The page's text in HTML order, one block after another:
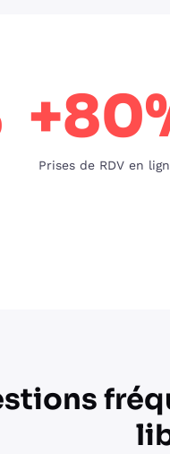
Prises de RDV en